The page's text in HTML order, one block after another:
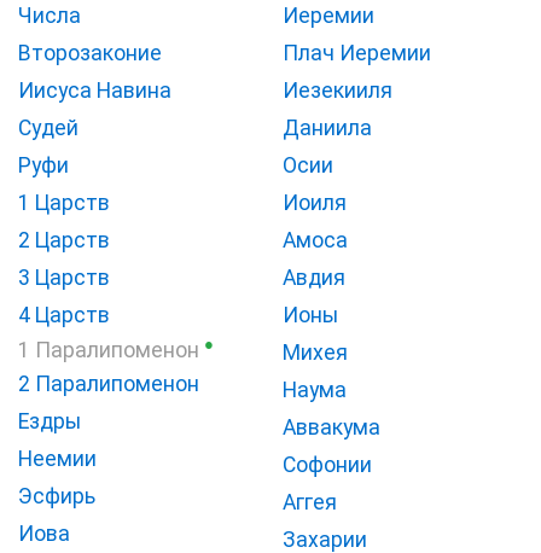
Числа
Второзаконие
Иисуса Навина
Судей
Руфи
1 Царств
2 Царств
3 Царств
4 Царств
1 Паралипоменон ●
2 Паралипоменон
Ездры
Неемии
Эсфирь
Иова
Иеремии
Плач Иеремии
Иезекииля
Даниила
Осии
Иоиля
Амоса
Авдия
Ионы
Михея
Наума
Аввакума
Софонии
Аггея
Захарии